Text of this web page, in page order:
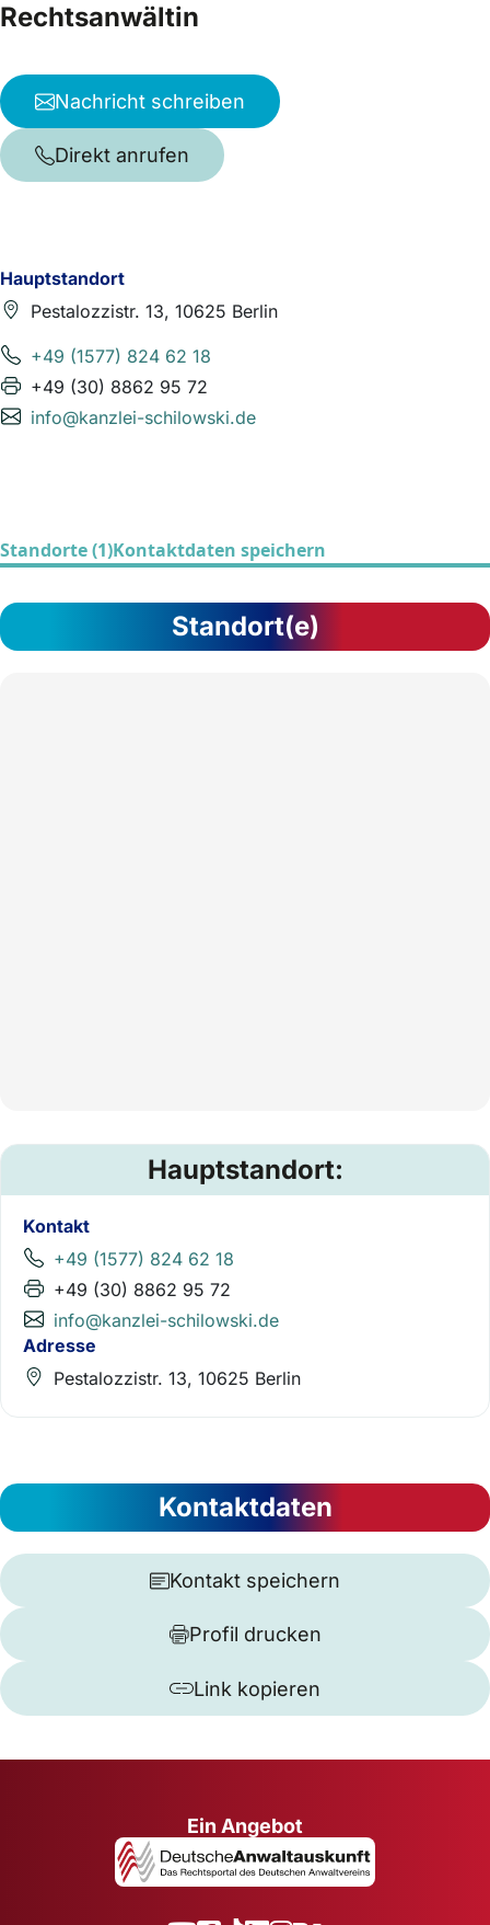
Hauptstandort
Pestalozzistr. 13, 10625 Berlin
+49 (1577) 824 62 18
+49 (30) 8862 95 72
info@kanzlei-schilowski.de
Rechtsanwältin
Nachricht schreiben
Direkt anrufen
Standorte (1)Kontaktdaten speichern
Standort(e)
Hauptstandort:
Kontakt
+49 (1577) 824 62 18
+49 (30) 8862 95 72
info@kanzlei-schilowski.de
Adresse
Pestalozzistr. 13, 10625 Berlin
Kontaktdaten
Kontakt speichern
Profil drucken
Link kopieren
Ein Angebot